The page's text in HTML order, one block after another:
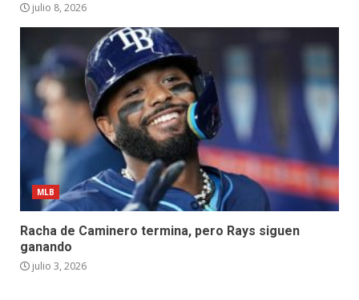
julio 8, 2026
MLB
Racha de Caminero termina, pero Rays siguen
ganando
julio 3, 2026